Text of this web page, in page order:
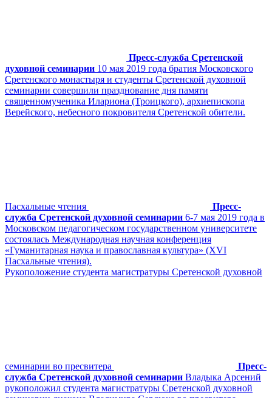
Пресс-служба Сретенской
духовной семинарии 10 мая 2019 года братия Московского
Сретенского монастыря и студенты Сретенской духовной
семинарии совершили празднование дня памяти
священномученика Илариона (Троицкого), архиепископа
Верейского, небесного покровителя Сретенской обители.
Пасхальные чтения
Пресс-
служба Сретенской духовной семинарии 6-7 мая 2019 года в
Московском педагогическом государственном университете
состоялась Международная научная конференция
«Гуманитарная наука и православная культура» (XVI
Пасхальные чтения).
Рукоположение студента магистратуры Сретенской духовной
семинарии во пресвитера
Пресс-
служба Сретенской духовной семинарии Владыка Арсений
рукоположил студента магистратуры Сретенской духовной